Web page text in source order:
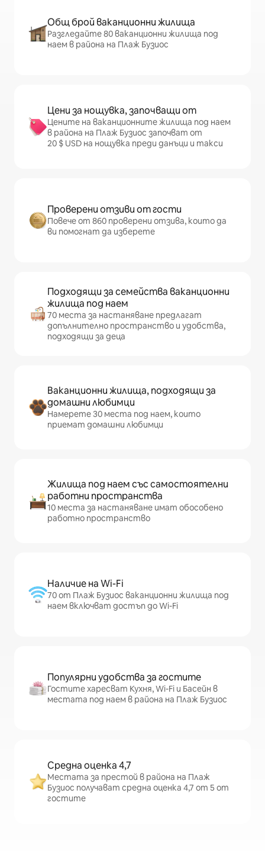
Общ брой ваканционни жилища
Разгледайте 80 ваканционни жилища под
наем в района на Плаж Бузиос
Цени за нощувка, започващи от
Цените на ваканционните жилища под наем
в района на Плаж Бузиос започват от
20 $ USD на нощувка преди данъци и такси
Проверени отзиви от гости
Повече от 860 проверени отзива, които да
ви помогнат да изберете
Подходящи за семейства ваканционни
жилища под наем
70 места за настаняване предлагат
допълнително пространство и удобства,
подходящи за деца
Ваканционни жилища, подходящи за
домашни любимци
Намерете 30 места под наем, които
приемат домашни любимци
Жилища под наем със самостоятелни
работни пространства
10 места за настаняване имат обособено
работно пространство
Наличие на Wi-Fi
70 от Плаж Бузиос ваканционни жилища под
наем включват достъп до Wi-Fi
Популярни удобства за гостите
Гостите харесват Кухня, Wi-Fi и Басейн в
местата под наем в района на Плаж Бузиос
Средна оценка 4,7
Местата за престой в района на Плаж
Бузиос получават средна оценка 4,7 от 5 от
гостите